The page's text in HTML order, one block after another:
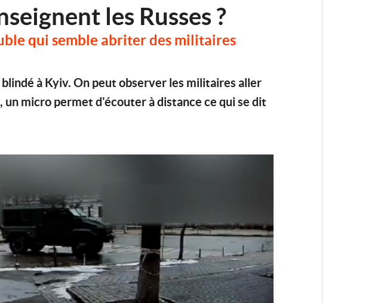
les Russes ?
qui semble abriter des militaires
à Kyiv. On peut observer les militaires aller
micro permet d'écouter à distance ce qui se dit